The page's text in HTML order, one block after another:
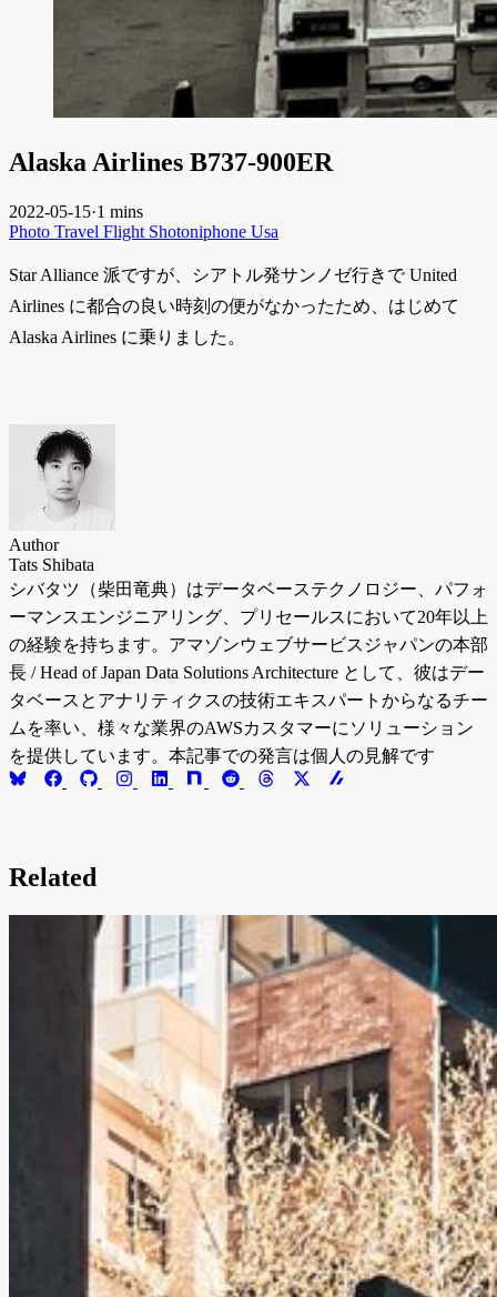
Alaska Airlines B737-900ER
2022-05-15·1 mins
Photo Travel Flight Shotoniphone Usa
Star Alliance 派ですが、シアトル発サンノゼ行きで United
Airlines に都合の良い時刻の便がなかったため、はじめて
Alaska Airlines に乗りました。
Author
Tats Shibata
シバタツ（柴田竜典）はデータベーステクノロジー、パフォ
ーマンスエンジニアリング、プリセールスにおいて20年以上
の経験を持ちます。アマゾンウェブサービスジャパンの本部
長 / Head of Japan Data Solutions Architecture として、彼はデー
タベースとアナリティクスの技術エキスパートからなるチー
ムを率い、様々な業界のAWSカスタマーにソリューション
を提供しています。本記事での発言は個人の見解です
Related